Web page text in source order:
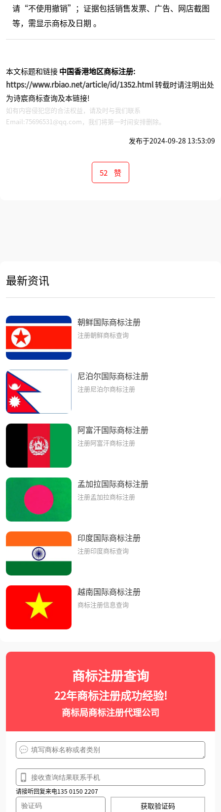
请“不使用撤销”；证据包括销售发票、广告、网店截图
等，需显示商标及日期 。
本文标题和链接中国香港地区商标注册:
https://www.rbiao.net/article/id/1352.html转载时请注明出处
为诗宸商标查询及本链接!
如有内容侵犯您的合法权益，请及时与我们联系
Email:75696531@qq.com，我们将第一时间安排删除。
发布于2024-09-28 13:53:09
52 赞
最新资讯
朝鲜国际商标注册
注册朝鲜商标查询
尼泊尔国际商标注册
注册尼泊尔商标注册
阿富汗国际商标注册
注册阿富汗商标注册
孟加拉国际商标注册
注册孟加拉商标注册
印度国际商标注册
注册印度商标查询
越南国际商标注册
商标注册信息查询
商标注册查询
22年商标注册成功经验!
商标局商标注册代理公司
请接听回复来电135 0150 2207
获取验证码